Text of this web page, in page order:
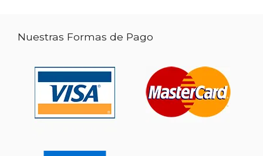
Nuestras Formas de Pago